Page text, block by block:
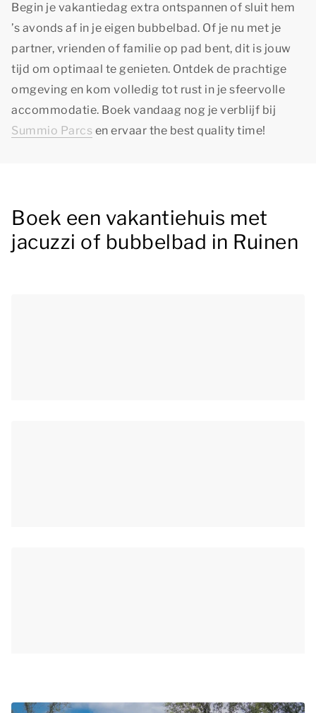
Begin je vakantiedag extra ontspannen of sluit hem
’s avonds af in je eigen bubbelbad. Of je nu met je
partner, vrienden of familie op pad bent, dit is jouw
tijd om optimaal te genieten. Ontdek de prachtige
omgeving en kom volledig tot rust in je sfeervolle
accommodatie. Boek vandaag nog je verblijf bij
Summio Parcs en ervaar the best quality time!
Boek een vakantiehuis met
jacuzzi of bubbelbad in Ruinen